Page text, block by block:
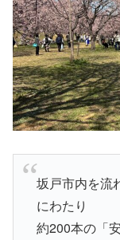
坂戸市内を流
にわたり
約200本の「